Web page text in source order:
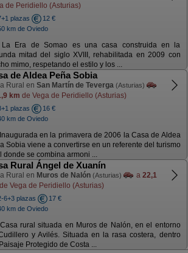
de Peridiello (Asturias)
plazas
12 €
km de Oviedo
La Era de Somao es una casa construida en la
mitad del siglo XVIII, rehabilitada en 2009 con
mimo, respetando el estilo y los ...
de Aldea Peña Sobia
Rural en San Martín de Teverga (Asturias)
km de Vega de Peridiello (Asturias)
plazas
16 €
km de Oviedo
Inaugurada en la primavera de 2006 la Casa de Aldea
Sobia viene a convertirse en un referente del turismo
donde se combina armoni ...
Rural Ángel de Xuanín
Rural en Muros de Nalón (Asturias) a 22,1
de Vega de Peridiello (Asturias)
6+3 plazas
17 €
km de Oviedo
Casa rural situada en Muros de Nalón, en el entorno
y Avilés. Situada en la rasa costera, dentro
Protegido de Costa ...